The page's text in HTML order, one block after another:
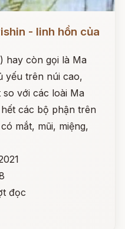
- linh hồn của
hay còn gọi là Ma
yếu trên núi cao,
với các loài Ma
các bộ phận trên
mắt, mũi, miệng,
đọc